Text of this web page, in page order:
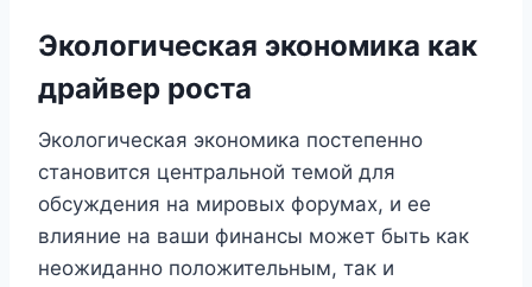
Экологическая экономика как
драйвер роста
Экологическая экономика постепенно
становится центральной темой для
обсуждения на мировых форумах, и ее
влияние на ваши финансы может быть как
неожиданно положительным, так и